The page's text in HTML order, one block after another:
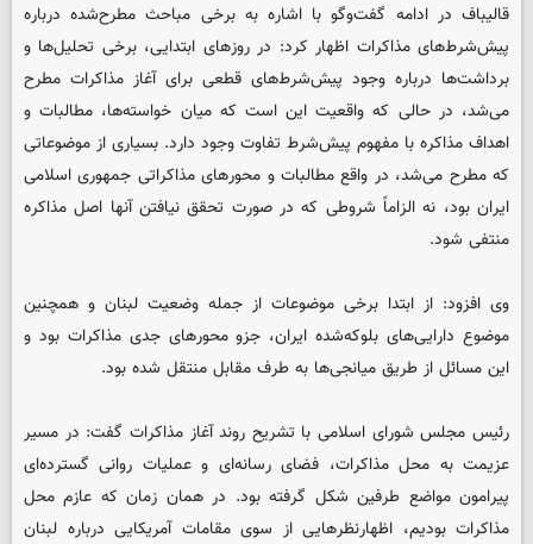
قالیباف در ادامه گفت‌وگو با اشاره به برخی مباحث مطرح‌شده درباره
پیش‌شرط‌های مذاکرات اظهار کرد: در روزهای ابتدایی، برخی تحلیل‌ها و
برداشت‌ها درباره وجود پیش‌شرط‌های قطعی برای آغاز مذاکرات مطرح
می‌شد، در حالی که واقعیت این است که میان خواسته‌ها، مطالبات و
اهداف مذاکره با مفهوم پیش‌شرط تفاوت وجود دارد. بسیاری از موضوعاتی
که مطرح می‌شد، در واقع مطالبات و محورهای مذاکراتی جمهوری اسلامی
ایران بود، نه الزاماً شروطی که در صورت تحقق نیافتن آنها اصل مذاکره
منتفی شود.
وی افزود: از ابتدا برخی موضوعات از جمله وضعیت لبنان و همچنین
موضوع دارایی‌های بلوکه‌شده ایران، جزو محورهای جدی مذاکرات بود و
این مسائل از طریق میانجی‌ها به طرف مقابل منتقل شده بود.
رئیس مجلس شورای اسلامی با تشریح روند آغاز مذاکرات گفت: در مسیر
عزیمت به محل مذاکرات، فضای رسانه‌ای و عملیات روانی گسترده‌ای
پیرامون مواضع طرفین شکل گرفته بود. در همان زمان که عازم محل
مذاکرات بودیم، اظهارنظرهایی از سوی مقامات آمریکایی درباره لبنان